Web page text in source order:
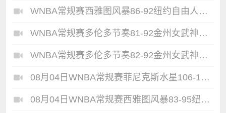
WNBA常规赛西雅图风暴86-92纽约自由人全场集锦
WNBA常规赛多伦多节奏81-92金州女武神全场集锦
WNBA常规赛多伦多节奏82-92金州女武神全场集锦
08月04日WNBA常规赛菲尼克斯水星106-101芝加哥天空全场集锦
08月04日WNBA常规赛西雅图风暴83-95纽约自由人全场集锦